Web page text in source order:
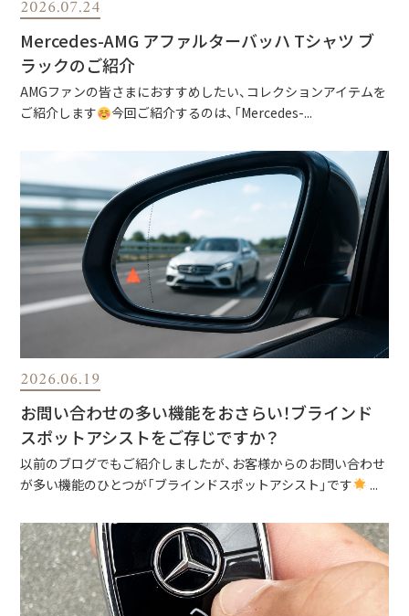
2026.07.24
Mercedes-AMG アファルターバッハ Tシャツ ブ
ラックのご紹介
AMGファンの皆さまにおすすめしたい、コレクションアイテムを
ご紹介します
今回ご紹介するのは、「Mercedes-...
2026.06.19
お問い合わせの多い機能をおさらい！ブラインド
スポットアシストをご存じですか？
以前のブログでもご紹介しましたが、お客様からのお問い合わせ
が多い機能のひとつが「ブラインドスポットアシスト」です
...